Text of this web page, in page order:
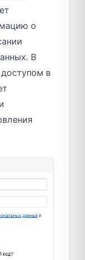
о
В
доступом в